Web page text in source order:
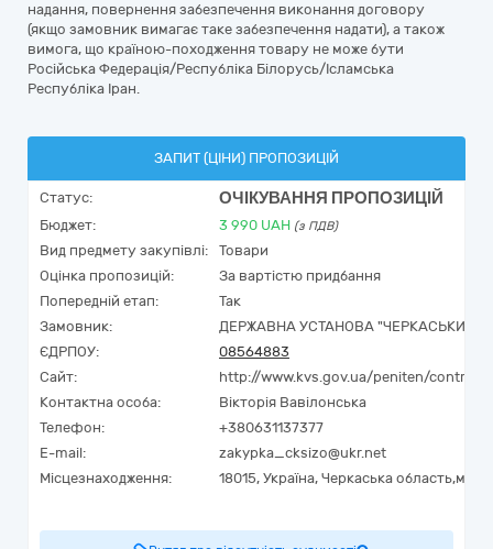
надання, повернення забезпечення виконання договору
(якщо замовник вимагає таке забезпечення надати), а також
вимога, що країною-походження товару не може бути
Російська Федерація/Республіка Білорусь/Ісламська
Республіка Іран.
ЗАПИТ (ЦІНИ) ПРОПОЗИЦІЙ
Статус: ОЧІКУВАННЯ ПРОПОЗИЦІЙ
Бюджет: 3 990 UAH (з ПДВ)
Вид предмету закупівлі:
Товари
Оцінка пропозицій:
За вартістю придбання
Попередній етап:
Так
Замовник:
ДЕРЖАВНА УСТАНОВА "ЧЕРКАСЬКИЙ
ЄДРПОУ:
08564883
Сайт:
http://www.kvs.gov.ua/peniten/control/
Контактна особа:
Вікторія Вавілонська
Телефон:
+380631137377
E-mail:
zakypka_cksizo@ukr.net
Місцезнаходження:
18015, Україна, Черкаська область,м.